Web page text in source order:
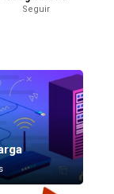
Seguir